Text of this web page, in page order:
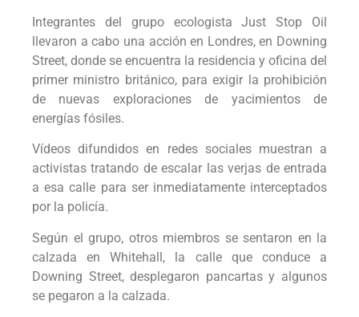
Integrantes del grupo ecologista Just Stop Oil
llevaron a cabo una acción en Londres, en Downing
Street, donde se encuentra la residencia y oficina del
primer ministro británico, para exigir la prohibición
de nuevas exploraciones de yacimientos de
energías fósiles.
Vídeos difundidos en redes sociales muestran a
activistas tratando de escalar las verjas de entrada
a esa calle para ser inmediatamente interceptados
por la policía.
Según el grupo, otros miembros se sentaron en la
calzada en Whitehall, la calle que conduce a
Downing Street, desplegaron pancartas y algunos
se pegaron a la calzada.